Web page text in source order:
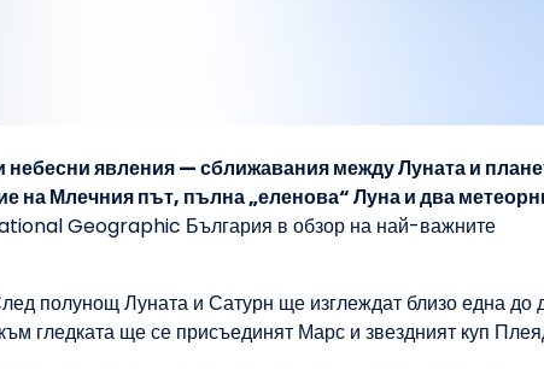
явления — сближавания между Луната и
на Млечния път, пълна „еленова“ Луна и два
Geographic България в обзор на най-важните
полунощ Луната и Сатурн ще изглеждат близо една до
гледката ще се присъединят Марс и звездният куп